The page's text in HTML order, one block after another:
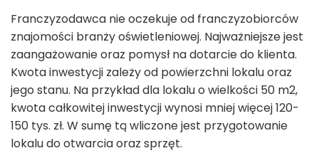
Franczyzodawca nie oczekuje od franczyzobiorców
znajomości branży oświetleniowej. Najważniejsze jest
zaangażowanie oraz pomysł na dotarcie do klienta.
Kwota inwestycji zależy od powierzchni lokalu oraz
jego stanu. Na przykład dla lokalu o wielkości 50 m2,
kwota całkowitej inwestycji wynosi mniej więcej 120-
150 tys. zł. W sumę tą wliczone jest przygotowanie
lokalu do otwarcia oraz sprzęt.